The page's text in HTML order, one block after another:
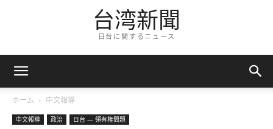
台湾新聞
日台に関するニュース
ホーム 中文報導
中文報導 政治 日台 — 領有権問題